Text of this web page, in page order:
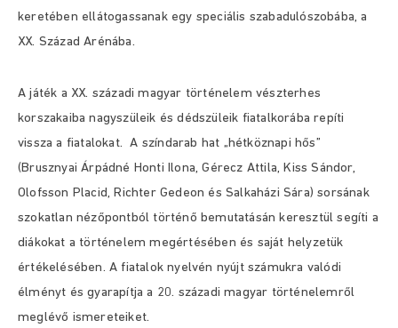
keretében ellátogassanak egy speciális szabadulószobába, a
XX. Század Arénába.
A játék a XX. századi magyar történelem vészterhes
korszakaiba nagyszüleik és dédszüleik fiatalkorába repíti
vissza a fiatalokat. A színdarab hat „hétköznapi hős”
(Brusznyai Árpádné Honti Ilona, Gérecz Attila, Kiss Sándor,
Olofsson Placid, Richter Gedeon és Salkaházi Sára) sorsának
szokatlan nézőpontból történő bemutatásán keresztül segíti a
diákokat a történelem megértésében és saját helyzetük
értékelésében. A fiatalok nyelvén nyújt számukra valódi
élményt és gyarapítja a 20. századi magyar történelemről
meglévő ismereteiket.